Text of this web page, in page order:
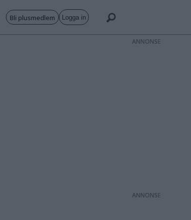
Bli plusmedlem Logga in
ANNONS
ANNONS